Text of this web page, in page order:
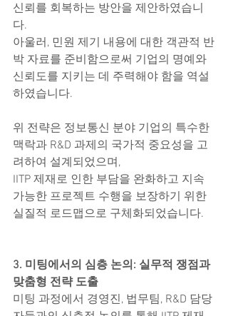
신뢰를 회복하는 방안을 제안하였습니
다.
아울러, 민원 제기 내용에 대한 객관적 반
박 자료를 준비함으로써 기업의 명예와
신뢰도를 지키는 데 주력해야 함을 역설
하였습니다.
위 전략은 정보통신 분야 기업의 특수한
맥락과 R&D 과제의 국가적 중요성을 고
려하여 설계되었으며,
IITP 제재로 인한 부담을 완화하고 지속
가능한 프로젝트 수행을 보장하기 위한
실질적 로드맵으로 구체화되었습니다.
3. 미팅에서의 심층 논의: 실무적 쟁점과
맞춤형 전략 도출
미팅 과정에서 경영진, 법무팀, R&D 담당